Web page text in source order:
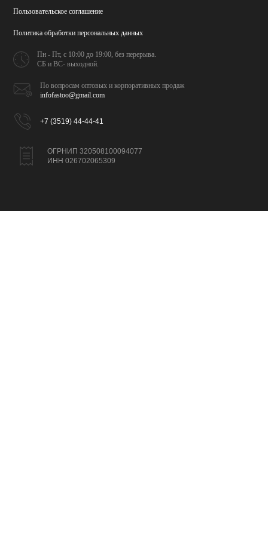
Пользовательское соглашение
Политика обработкиперсональных данных
Пн - Пт, с 10:00 до 19:00,без перерыва.
СБ и ВС- выходной.
По вопросам оптовых икорпоративных продаж
infofastoo@gmail.com
+7 (3519) 44-44-41
ОГРНИП 320508100094077
ИНН 026702065309